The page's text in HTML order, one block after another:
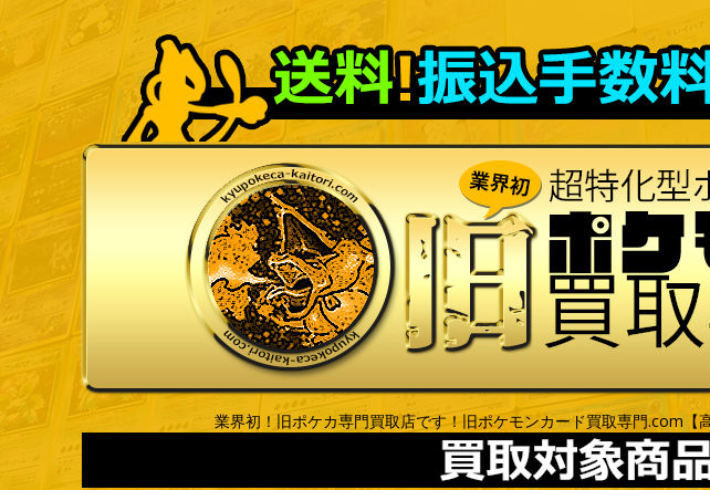
業界初！旧ポケカ専門買取店です！旧ポケモンカード買取専門.com【